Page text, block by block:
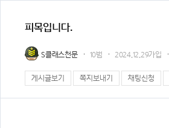
피목입니다.
S클래스천문 10범 2024.12.29가입
게시글보기 쪽지보내기 채팅신청